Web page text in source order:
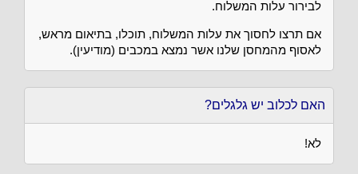
לבירור עלות המשלוח.
אם תרצו לחסוך את עלות המשלוח, תוכלו, בתיאום מראש,
לאסוף מהמחסן שלנו אשר נמצא במכבים (מודיעין).
האם לכלוב יש גלגלים?
לא!